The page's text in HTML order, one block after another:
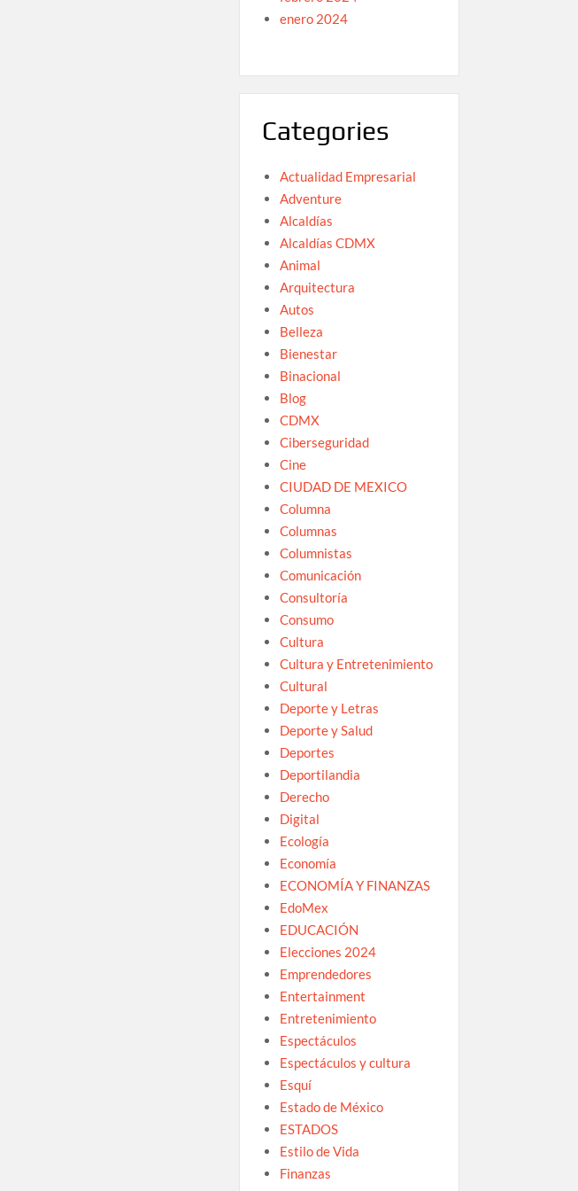
enero 2024
Categories
Actualidad Empresarial
Adventure
Alcaldías
Alcaldías CDMX
Animal
Arquitectura
Autos
Belleza
Bienestar
Binacional
Blog
CDMX
Ciberseguridad
Cine
CIUDAD DE MEXICO
Columna
Columnas
Columnistas
Comunicación
Consultoría
Consumo
Cultura
Cultura y Entretenimiento
Cultural
Deporte y Letras
Deporte y Salud
Deportes
Deportilandia
Derecho
Digital
Ecología
Economía
ECONOMÍA Y FINANZAS
EdoMex
EDUCACIÓN
Elecciones 2024
Emprendedores
Entertainment
Entretenimiento
Espectáculos
Espectáculos y cultura
Esquí
Estado de México
ESTADOS
Estilo de Vida
Finanzas